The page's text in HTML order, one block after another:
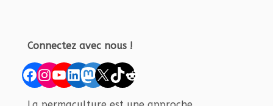
Connectez avec nous !
Facebook
Instagram
YouTube
LinkedIn
Mastodon
X TikTok
Reddit